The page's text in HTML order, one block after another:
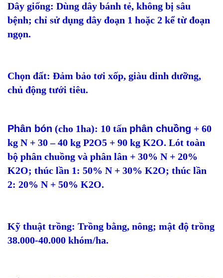
Dây giống: Dùng dây bánh tẻ, không bị sâu
bệnh; chỉ sử dụng dây đoạn 1 hoặc 2 kể từ đoạn
ngọn.
Chọn đất: Đảm bảo tơi xốp, giàu dinh dưỡng,
chủ động tưới tiêu.
Phân bón (cho 1ha): 10 tấn phân chuồng + 60
kg N + 30 – 40 kg P2O5 + 90 kg K2O. Lót toàn
bộ phân chuồng và phân lân + 30% N + 20%
K2O; thúc lần 1: 50% N + 30% K2O; thúc lần
2: 20% N + 50% K2O.
Kỹ thuật trồng: Trồng bằng, nông; mật độ trồng
38.000-40.000 khóm/ha.